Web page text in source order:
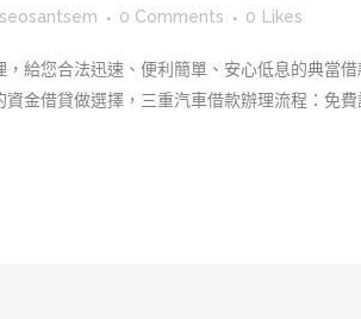
seosantsem 0 Comments 0 Likes
給您合法迅速、便利簡單、安心低息的典當
金借貸做選擇，三重汽車借款辦理流程：免